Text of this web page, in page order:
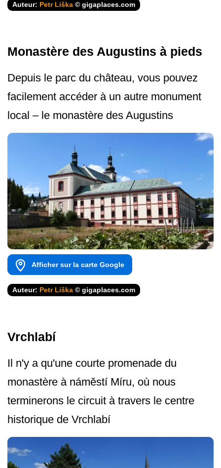
Auteur: Petr Liška © gigaplaces.com
Monastère des Augustins à pieds
Depuis le parc du château, vous pouvez
facilement accéder à un autre monument
local – le monastère des Augustins
Afficher sur la carte Google
Auteur: Petr Liška © gigaplaces.com
Vrchlabí
Il n'y a qu'une courte promenade du
monastère à náměstí Míru, où nous
terminerons le circuit à travers le centre
historique de Vrchlabí